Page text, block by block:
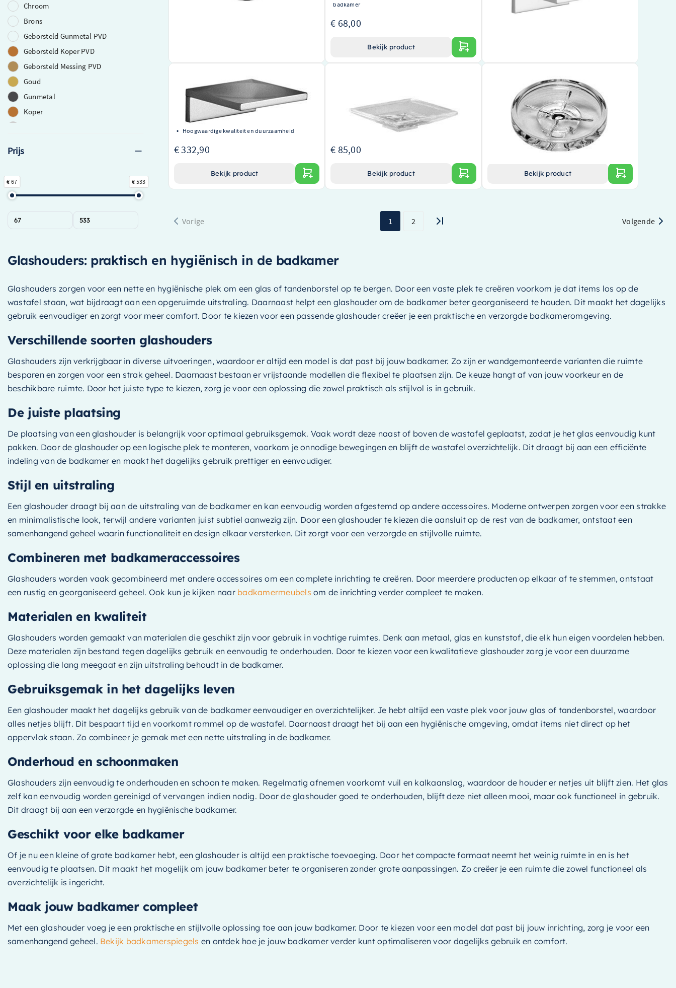
Chroom
Brons
Geborsteld Gunmetal PVD
Geborsteld Koper PVD
Geborsteld Messing PVD
Goud
Gunmetal
Koper
Wit
Prijs
€ 67 € 533
badkamer
€ 68,00
Bekijk product
Dornbracht Zeepbakje MEM muur bevestigd
83410780-00
Elegant design van een gerenommeerd merk
Handige muurbevestiging voor gemak en
efficiëntie
Hoogwaardige kwaliteit en duurzaamheid
€ 332,90
Bekijk product
Stijlvolle transparante zeephouder
Hoogwaardig product van Dornbracht
Eenvoudig te reinigen en te onderhouden
€ 85,00
Bekijk product
Dornbracht Zeepbakje Doorzichtig
8900100884
Verfijnd ontwerp van een wereldberoemd merk
Gemaakt van duurzaam en helder materiaal
Praktische en stijlvolle toevoeging aan de
badkamer
Bekijk product
Vorige 1 2 Volgende
Glashouders: praktisch en hygiënisch in de badkamer
Glashouders zorgen voor een nette en hygiënische plek om een glas of tandenborstel op te bergen. Door een vaste plek te creëren voorkom je dat items los op de
wastafel staan, wat bijdraagt aan een opgeruimde uitstraling. Daarnaast helpt een glashouder om de badkamer beter georganiseerd te houden. Dit maakt het dagelijks
gebruik eenvoudiger en zorgt voor meer comfort. Door te kiezen voor een passende glashouder creëer je een praktische en verzorgde badkameromgeving.
Verschillende soorten glashouders
Glashouders zijn verkrijgbaar in diverse uitvoeringen, waardoor er altijd een model is dat past bij jouw badkamer. Zo zijn er wandgemonteerde varianten die ruimte
besparen en zorgen voor een strak geheel. Daarnaast bestaan er vrijstaande modellen die flexibel te plaatsen zijn. De keuze hangt af van jouw voorkeur en de
beschikbare ruimte. Door het juiste type te kiezen, zorg je voor een oplossing die zowel praktisch als stijlvol is in gebruik.
De juiste plaatsing
De plaatsing van een glashouder is belangrijk voor optimaal gebruiksgemak. Vaak wordt deze naast of boven de wastafel geplaatst, zodat je het glas eenvoudig kunt
pakken. Door de glashouder op een logische plek te monteren, voorkom je onnodige bewegingen en blijft de wastafel overzichtelijk. Dit draagt bij aan een efficiënte
indeling van de badkamer en maakt het dagelijks gebruik prettiger en eenvoudiger.
Stijl en uitstraling
Een glashouder draagt bij aan de uitstraling van de badkamer en kan eenvoudig worden afgestemd op andere accessoires. Moderne ontwerpen zorgen voor een strakke
en minimalistische look, terwijl andere varianten juist subtiel aanwezig zijn. Door een glashouder te kiezen die aansluit op de rest van de badkamer, ontstaat een
samenhangend geheel waarin functionaliteit en design elkaar versterken. Dit zorgt voor een verzorgde en stijlvolle ruimte.
Combineren met badkameraccessoires
Glashouders worden vaak gecombineerd met andere accessoires om een complete inrichting te creëren. Door meerdere producten op elkaar af te stemmen, ontstaat
een rustig en georganiseerd geheel. Ook kun je kijken naar badkamermeubels om de inrichting verder compleet te maken.
Materialen en kwaliteit
Glashouders worden gemaakt van materialen die geschikt zijn voor gebruik in vochtige ruimtes. Denk aan metaal, glas en kunststof, die elk hun eigen voordelen hebben.
Deze materialen zijn bestand tegen dagelijks gebruik en eenvoudig te onderhouden. Door te kiezen voor een kwalitatieve glashouder zorg je voor een duurzame
oplossing die lang meegaat en zijn uitstraling behoudt in de badkamer.
Gebruiksgemak in het dagelijks leven
Een glashouder maakt het dagelijks gebruik van de badkamer eenvoudiger en overzichtelijker. Je hebt altijd een vaste plek voor jouw glas of tandenborstel, waardoor
alles netjes blijft. Dit bespaart tijd en voorkomt rommel op de wastafel. Daarnaast draagt het bij aan een hygiënische omgeving, omdat items niet direct op het
oppervlak staan. Zo combineer je gemak met een nette uitstraling in de badkamer.
Onderhoud en schoonmaken
Glashouders zijn eenvoudig te onderhouden en schoon te maken. Regelmatig afnemen voorkomt vuil en kalkaanslag, waardoor de houder er netjes uit blijft zien. Het glas
zelf kan eenvoudig worden gereinigd of vervangen indien nodig. Door de glashouder goed te onderhouden, blijft deze niet alleen mooi, maar ook functioneel in gebruik.
Dit draagt bij aan een verzorgde en hygiënische badkamer.
Geschikt voor elke badkamer
Of je nu een kleine of grote badkamer hebt, een glashouder is altijd een praktische toevoeging. Door het compacte formaat neemt het weinig ruimte in en is het
eenvoudig te plaatsen. Dit maakt het mogelijk om jouw badkamer beter te organiseren zonder grote aanpassingen. Zo creëer je een ruimte die zowel functioneel als
overzichtelijk is ingericht.
Maak jouw badkamer compleet
Met een glashouder voeg je een praktische en stijlvolle oplossing toe aan jouw badkamer. Door te kiezen voor een model dat past bij jouw inrichting, zorg je voor een
samenhangend geheel. Bekijk badkamerspiegels en ontdek hoe je jouw badkamer verder kunt optimaliseren voor dagelijks gebruik en comfort.